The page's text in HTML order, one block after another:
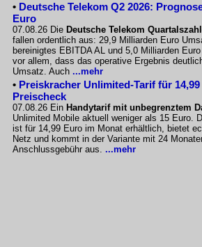
• Deutsche Telekom Q2 2026:
Euro
07.08.26 Die Deutsche Telekom
fallen ordentlich aus: 29,9 Milliarden Euro
bereinigtes EBITDA AL und 5,0 Milliarden
vor allem, dass das operative Ergebnis
Umsatz. Auch ...mehr
• Preiskracher Unlimited-Tarif für
Preischeck
07.08.26 Ein Handytarif mit unbegrenztem
Unlimited Mobile aktuell weniger als 15 Euro.
ist für 14,99 Euro im Monat erhältlich, bietet
Netz und kommt in der Variante mit 24
Anschlussgebühr aus. ...mehr